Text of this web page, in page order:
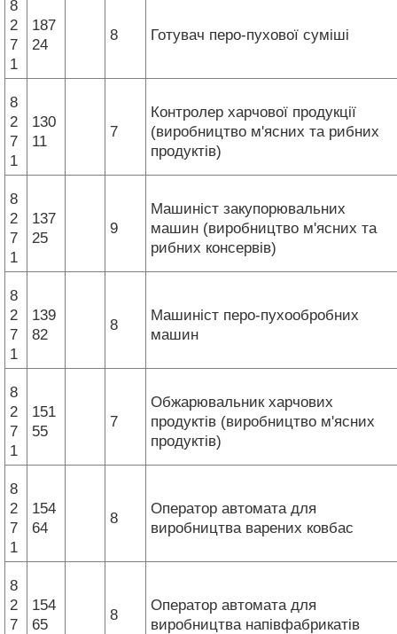
8
2
7
1
187
24
8 Готувач перо-пухової суміші
8
2
7
1
130
11
7
Контролер харчової продукції
(виробництво м'ясних та рибних
продуктів)
8
2
7
1
137
25
9
Машиніст закупорювальних
машин (виробництво м'ясних та
рибних консервів)
8
2
7
1
139
82
8
Машиніст перо-пухообробних
машин
8
2
7
1
151
55
7
Обжарювальник харчових
продуктів (виробництво м'ясних
продуктів)
8
2
7
1
154
64
8
Оператор автомата для
виробництва варених ковбас
8
2
7
154
65
8
Оператор автомата для
виробництва напівфабрикатів